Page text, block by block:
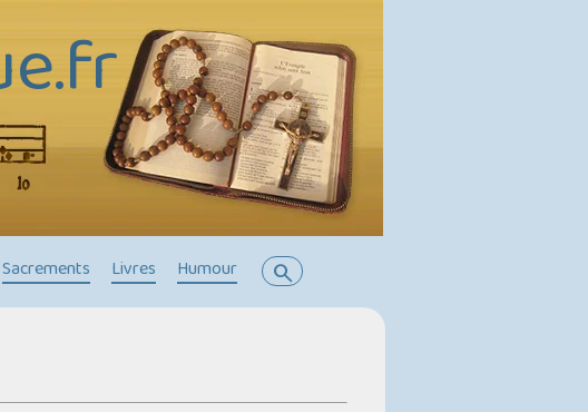
Sacrements Livres Humour search